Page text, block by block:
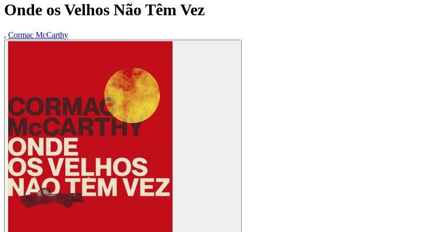
Onde os Velhos Não Têm Vez
, Cormac McCarthy